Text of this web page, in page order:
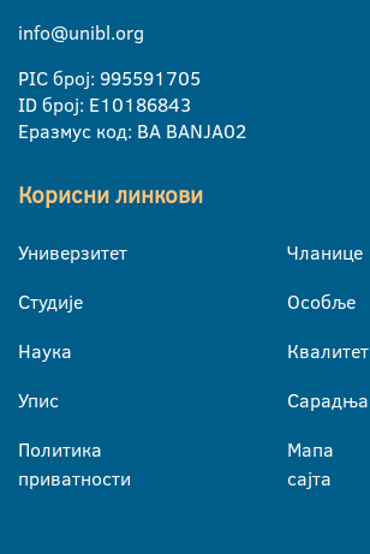
info@unibl.org
PIC број: 995591705
ID број: E10186843
Еразмус код: BA BANJA02
Корисни линкови
Универзитет
Студије
Наука
Упис
Политика
приватности
Чланице
Особље
Квалитет
Сарадња
Мапа
сајта